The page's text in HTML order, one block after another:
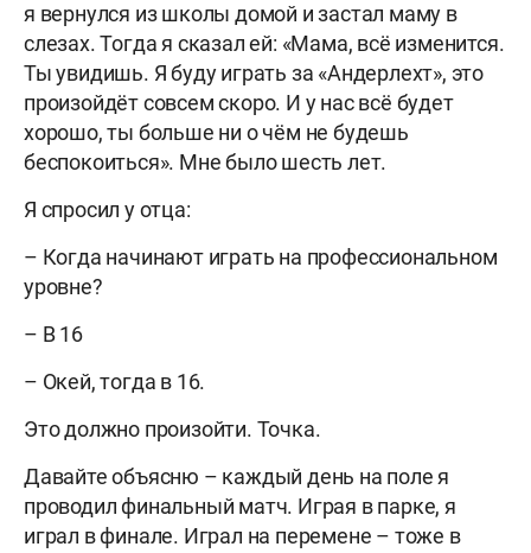
я вернулся из школы домой и застал маму в
слезах. Тогда я сказал ей: «Мама, всё изменится.
Ты увидишь. Я буду играть за «Андерлехт», это
произойдёт совсем скоро. И у нас всё будет
хорошо, ты больше ни о чём не будешь
беспокоиться». Мне было шесть лет.
Я спросил у отца:
– Когда начинают играть на профессиональном
уровне?
– В 16
– Окей, тогда в 16.
Это должно произойти. Точка.
Давайте объясню – каждый день на поле я
проводил финальный матч. Играя в парке, я
играл в финале. Играл на перемене – тоже в